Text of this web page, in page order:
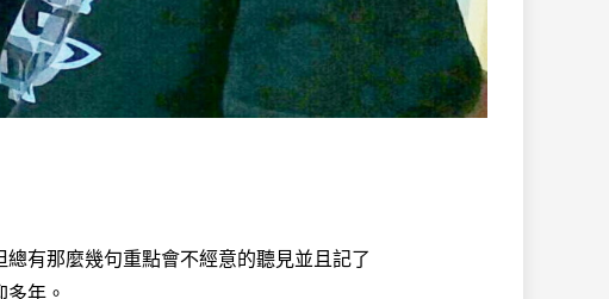
有那麼幾句重點會不經意的聽見並且記了
年。